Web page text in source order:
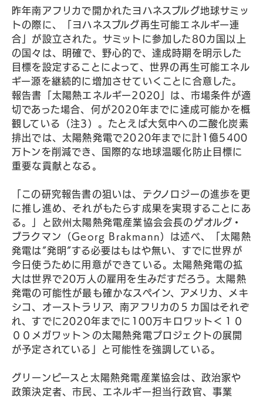
昨年南アフリカで開かれたヨハネスブルグ地球サミッ
トの際に、「ヨハネスブルグ再生可能エネルギー連
合」が設立された。サミットに参加した80カ国以上
の国々は、明確で、野心的で、達成時期を明示した
目標を設定することによって、世界の再生可能エネル
ギー源を継続的に増加させていくことに合意した。
報告書「太陽熱エネルギー2020」は、市場条件が適
切であった場合、何が2020年までに達成可能かを概
観している（注3）。たとえば大気中への二酸化炭素
排出では、太陽熱発電で2020年までに計1億5400
万トンを削減でき、国際的な地球温暖化防止目標に
重要な貢献となる。
「この研究報告書の狙いは、テクノロジーの進歩を更
に推し進め、それがもたらす成果を実現することにあ
る。」と欧州太陽熱発電産業協会会長のゲオルグ・
ブラクマン（Georg Brakmann）は述べ、「太陽熱
発電は”発明”する必要はもはや無い、すでに世界が
今日使うために用意ができている。太陽熱発電の拡
大は世界で20万人の雇用を生みだすだろう。太陽熱
発電の可能性が最も確かなスペイン、アメリカ、メキ
シコ、オーストラリア、南アフリカの５カ国はそれぞ
れ、すでに2020年までに100万キロワット＜１０
００メガワット＞の太陽熱発電プロジェクトの展開
が予定されている」と可能性を強調している。
グリーンピースと太陽熱発電産業協会は、政治家や
政策決定者、市民、エネルギー担当行政官、事業